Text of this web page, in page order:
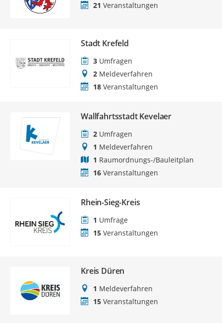
21 Veranstaltungen
Stadt Krefeld
3 Umfragen
2 Meldeverfahren
18 Veranstaltungen
Wallfahrtsstadt Kevelaer
2 Umfragen
1 Meldeverfahren
1 Raumordnungs-/Bauleitplan
16 Veranstaltungen
Rhein-Sieg-Kreis
1 Umfrage
15 Veranstaltungen
Kreis Düren
1 Meldeverfahren
15 Veranstaltungen